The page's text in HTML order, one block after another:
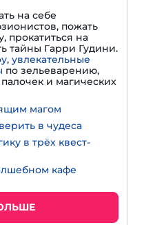
на себе
пожать
прокатиться на
тайны Гарри Гудини.
, увлекательные
по зельеварению,
и магических
магом
в чудеса
в трёх квест-
кафе